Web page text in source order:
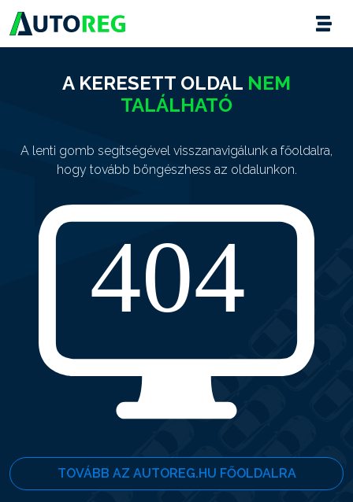
A KERESETT OLDAL NEM
TALÁLHATÓ
A lenti gomb segítségével visszanavigálunk a főoldalra,
hogy tovább böngészhess az oldalunkon.
TOVÁBB AZ AUTOREG.HU FŐOLDALRA